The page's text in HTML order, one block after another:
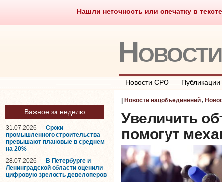
Нашли неточность или опечатку в
Саморегулирование Что
Новости СРО Публикации
Важное за неделю
31.07.2026 — Сроки
промышленного строительства
превышают плановые в среднем
на 20%
28.07.2026 — В Петербурге и
Ленинградской области оценили
цифровую зрелость девелоперов
Новости нацобъединений,
Увеличить
помогут